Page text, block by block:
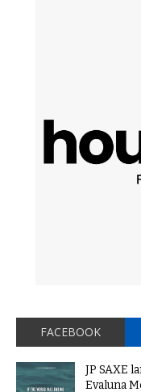
FACEBOOK
Evaluna
08 de